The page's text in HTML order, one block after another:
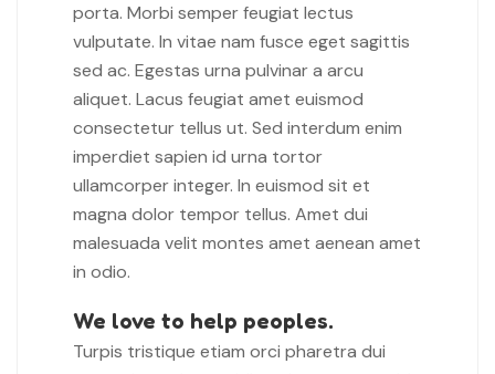
porta. Morbi semper feugiat lectus
vulputate. In vitae nam fusce eget sagittis
sed ac. Egestas urna pulvinar a arcu
aliquet. Lacus feugiat amet euismod
consectetur tellus ut. Sed interdum enim
imperdiet sapien id urna tortor
ullamcorper integer. In euismod sit et
magna dolor tempor tellus. Amet dui
malesuada velit montes amet aenean amet
in odio.
We love to help peoples.
Turpis tristique etiam orci pharetra dui